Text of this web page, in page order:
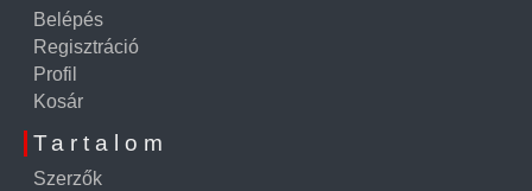
Belépés
Regisztráció
Profil
Kosár
Tartalom
Szerzők